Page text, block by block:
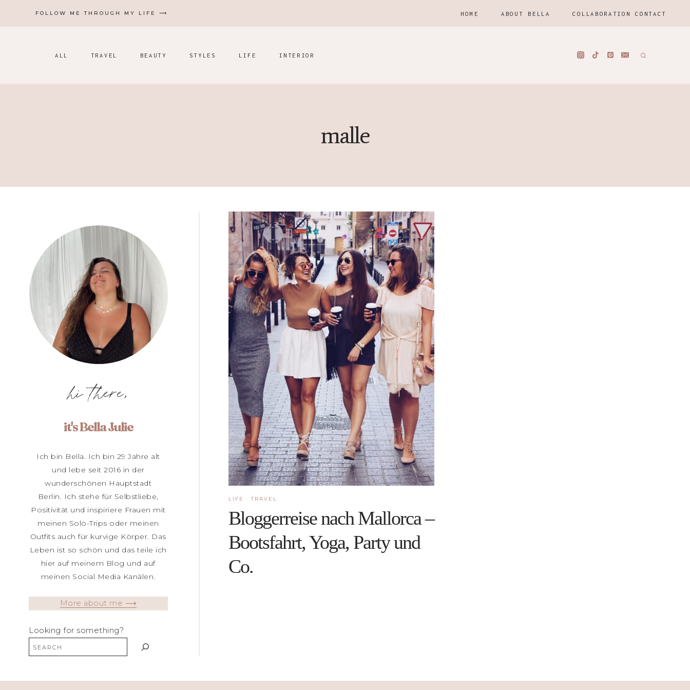
FOLLOW ME THROUGH MY LIFE ⟶ HOME ABOUT BELLA COLLABORATION CONTACT
ALL TRAVEL BEAUTY STYLES LIFE INTERIOR
malle
LIFE ·TRAVEL
Bloggerreise nach Mallorca –
Bootsfahrt, Yoga, Party und
Co.
hi there,
it's Bella Julie
Ich bin Bella. Ich bin 29 Jahre alt
und lebe seit 2016 in der
wunderschönen Hauptstadt
Berlin. Ich stehe für Selbstliebe,
Positivität und inspiriere Frauen mit
meinen Solo-Trips oder meinen
Outfits auch für kurvige Körper. Das
Leben ist so schön und das teile ich
hier auf meinem Blog und auf
meinen Social Media Kanälen.
More about me ⟶
Looking for something?